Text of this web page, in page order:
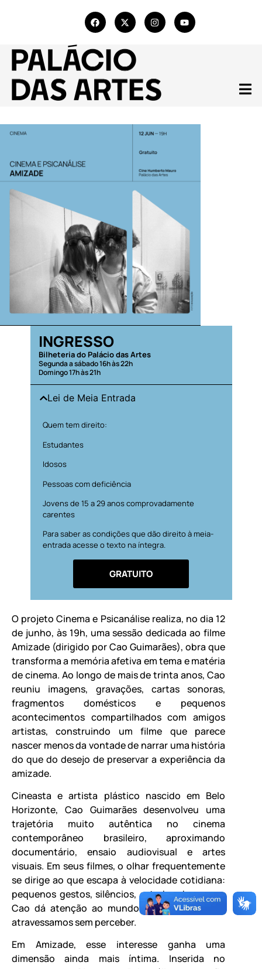
INGRESSO
Bilheteria do Palácio das Artes
Segunda a sábado 16h às 22h
Domingo 17h às 21h
Lei de Meia Entrada
Quem tem direito:
Estudantes
Idosos
Pessoas com deficiência
Jovens de 15 a 29 anos comprovadamente
carentes
Para saber as condições que dão direito à meia-
entrada acesse o texto na íntegra.
GRATUITO
O projeto Cinema e Psicanálise realiza, no dia 12
de junho, às 19h, uma sessão dedicada ao filme
Amizade (dirigido por Cao Guimarães), obra que
transforma a memória afetiva em tema e matéria
de cinema. Ao longo de mais de trinta anos, Cao
reuniu imagens, gravações, cartas sonoras,
fragmentos domésticos e pequenos
acontecimentos compartilhados com amigos
artistas, construindo um filme que parece
nascer menos da vontade de narrar uma história
do que do desejo de preservar a experiência da
amizade.
Cineasta e artista plástico nascido em Belo
Horizonte, Cao Guimarães desenvolveu uma
trajetória muito autêntica no cinema
contemporâneo brasileiro, aproximando
documentário, ensaio audiovisual e artes
visuais. Em seus filmes, o olhar frequentemente
se dirige ao que escapa à velocidade cotidiana:
pequenos gestos, silêncios, estados de espera.
Cao dá atenção ao mundo que normalmente
atravessamos sem perceber.
Em Amizade, esse interesse ganha uma
dimensão ainda mais íntima. Inserida no